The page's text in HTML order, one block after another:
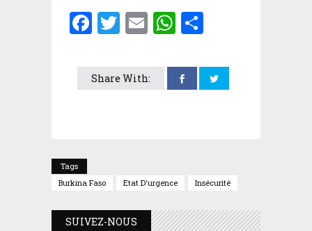
Facebook
Twitter
EmailWhatsApp
Share With:
Tags
Burkina Faso
Etat D'urgence Insécurité
SUIVEZ-NOUS